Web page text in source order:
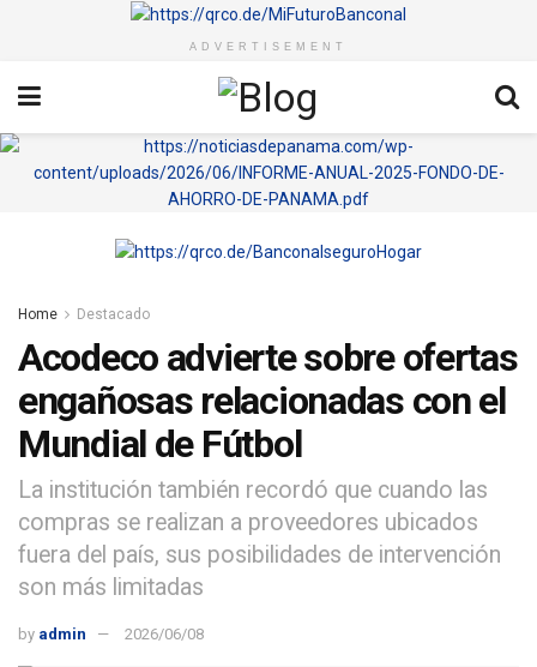
ADVERTISEMENT
Home Destacado
Acodeco advierte sobre ofertas
engañosas relacionadas con el
Mundial de Fútbol
La institución también recordó que cuando las
compras se realizan a proveedores ubicados
fuera del país, sus posibilidades de intervención
son más limitadas
by admin 2026/06/08